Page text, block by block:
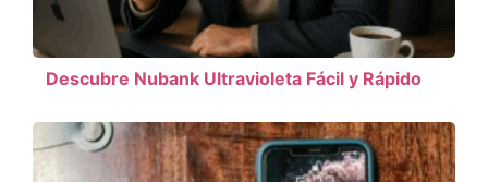
Descubre Nubank Ultravioleta Fácil y Rápido